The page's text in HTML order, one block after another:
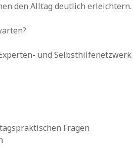
den Alltag deutlich erleichtern.
und
Fragen